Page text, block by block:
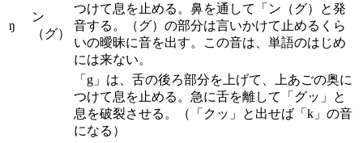
ŋ
ン
（グ）
つけて息を止める。鼻を通して「ン（グ）と発
音する。（グ）の部分は言いかけて止めるくら
いの曖昧に音を出す。この音は、単語のはじめ
には来ない。
「g」は、舌の後ろ部分を上げて、上あごの奥に
つけて息を止める。急に舌を離して「グッ」と
息を破裂させる。（「クッ」と出せば「k」の音
になる）